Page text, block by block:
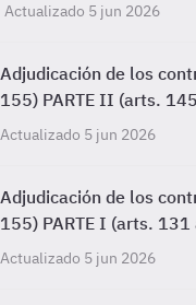
Actualizado 5 jun 2026
Adjudicación de los
155) PARTE II (arts.
Actualizado 5 jun 2026
Adjudicación de los
155) PARTE I (arts.
Actualizado 5 jun 2026